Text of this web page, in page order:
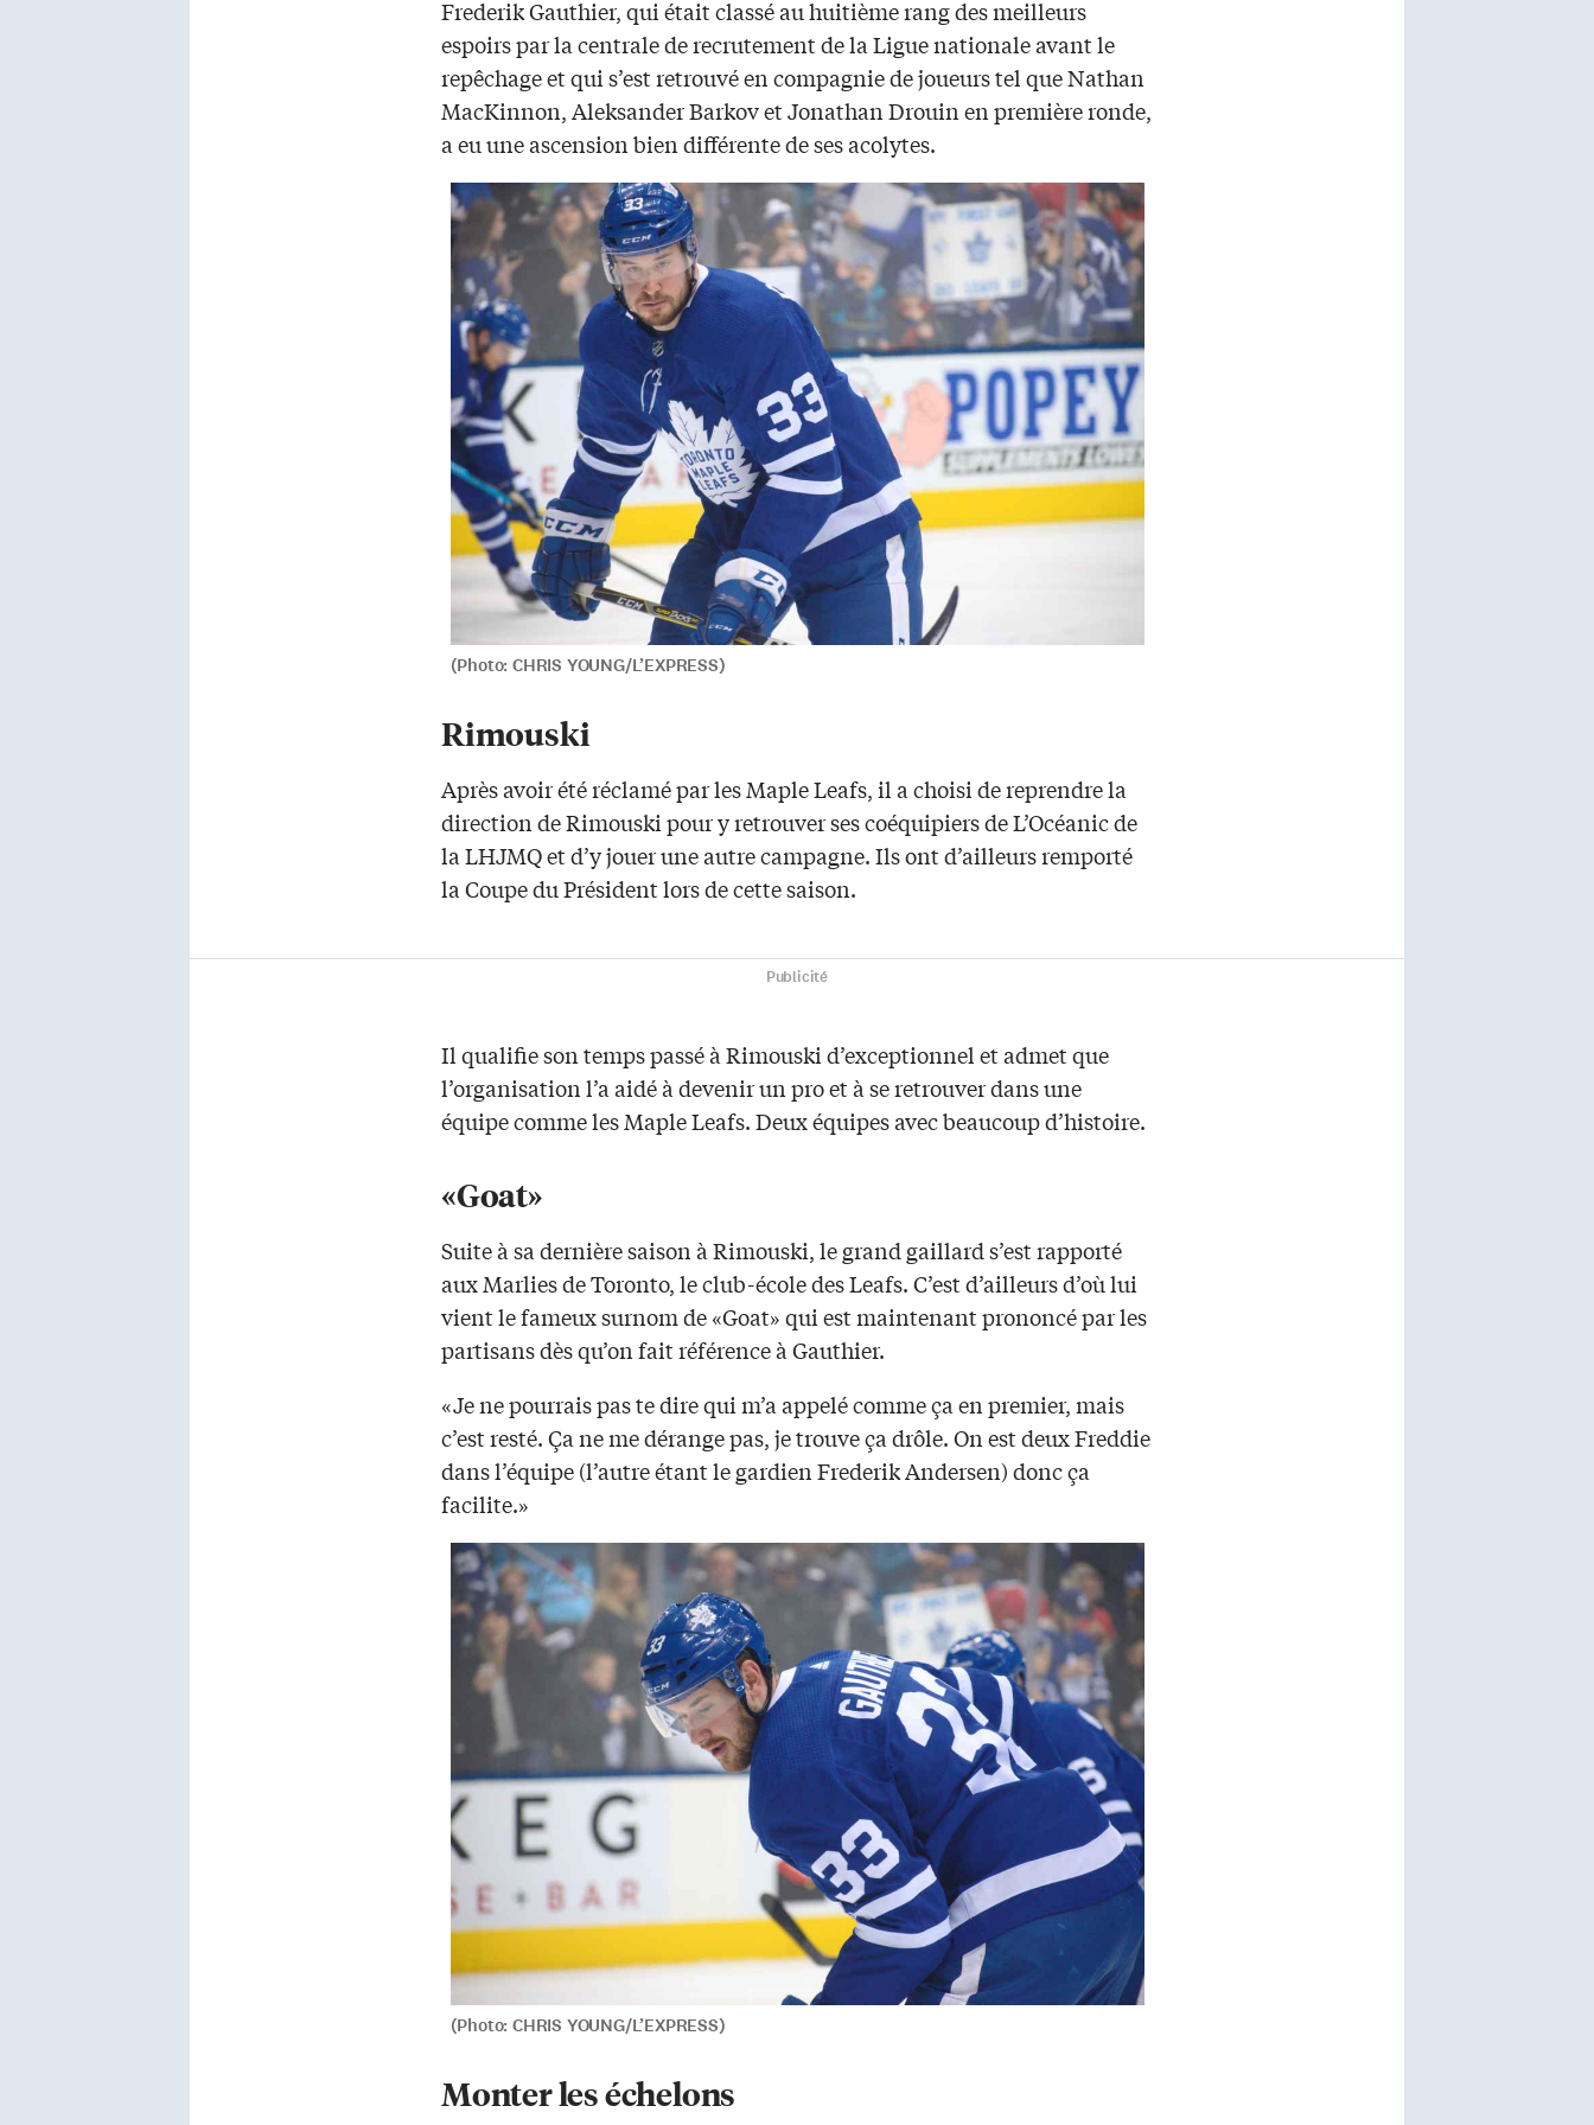
Frederik Gauthier, qui était classé au huitième rang des meilleurs
espoirs par la centrale de recrutement de la Ligue nationale avant le
repêchage et qui s’est retrouvé en compagnie de joueurs tel que Nathan
MacKinnon, Aleksander Barkov et Jonathan Drouin en première ronde,
a eu une ascension bien différente de ses acolytes.
(Photo: CHRIS YOUNG/L’EXPRESS)
Rimouski
Après avoir été réclamé par les Maple Leafs, il a choisi de reprendre la
direction de Rimouski pour y retrouver ses coéquipiers de L’Océanic de
la LHJMQ et d’y jouer une autre campagne. Ils ont d’ailleurs remporté
la Coupe du Président lors de cette saison.
Publicité
Il qualifie son temps passé à Rimouski d’exceptionnel et admet que
l’organisation l’a aidé à devenir un pro et à se retrouver dans une
équipe comme les Maple Leafs. Deux équipes avec beaucoup d’histoire.
«Goat»
Suite à sa dernière saison à Rimouski, le grand gaillard s’est rapporté
aux Marlies de Toronto, le club-école des Leafs. C’est d’ailleurs d’où lui
vient le fameux surnom de «Goat» qui est maintenant prononcé par les
partisans dès qu’on fait référence à Gauthier.
«Je ne pourrais pas te dire qui m’a appelé comme ça en premier, mais
c’est resté. Ça ne me dérange pas, je trouve ça drôle. On est deux Freddie
dans l’équipe (l’autre étant le gardien Frederik Andersen) donc ça
facilite.»
(Photo: CHRIS YOUNG/L’EXPRESS)
Monter les échelons